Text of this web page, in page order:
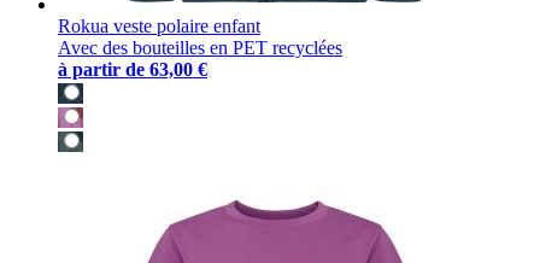
Rokua veste polaire enfant
Avec des bouteilles en PET recyclées
à partir de 63,00 €